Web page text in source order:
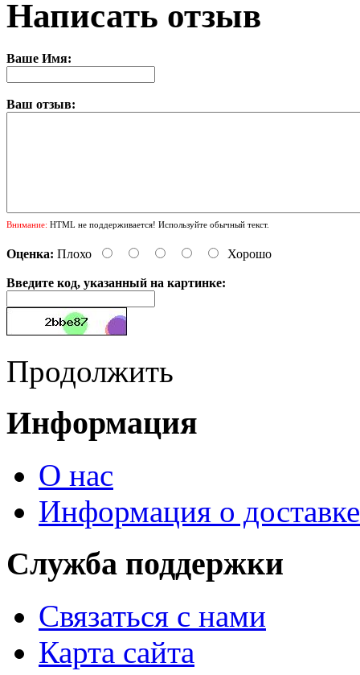
Написать отзыв
Ваше Имя:
Ваш отзыв:
Внимание: HTML не поддерживается! Используйте обычный текст.
Оценка: Плохо Хорошо
Введите код, указанный на картинке:
Продолжить
Информация
О нас
Информация о доставке
Служба поддержки
Связаться с нами
Карта сайта